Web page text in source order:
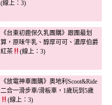
(線上：3)
《台東初鹿保久乳團購》跟團最划
算，原味牛乳、醇厚可可、濃厚伯爵
紅茶
(線上：3)
《放電神車團購》奧地利Scoot&Ride
二合一滑步車/滑板車，1歲玩到5歲
(線上：3)